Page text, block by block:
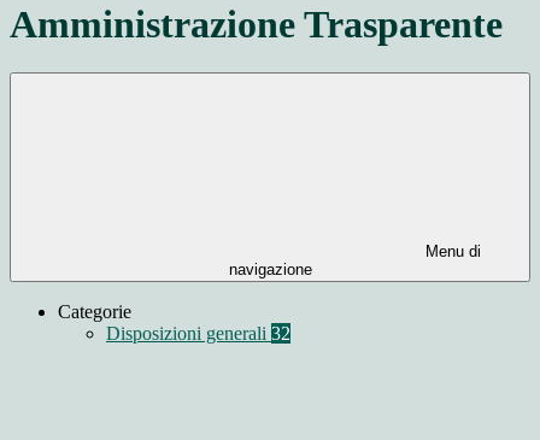
Amministrazione Trasparente
Menu di
navigazione
Categorie
Disposizioni generali 32